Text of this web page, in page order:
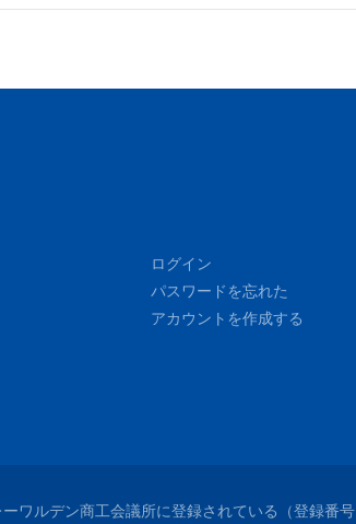
ログイン
パスワードを忘れた
アカウントを作成する
ワルデン商工会議所に登録されている（登録番号